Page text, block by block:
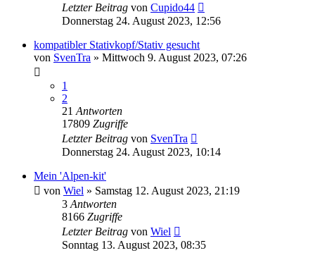
Letzter Beitrag von Cupido44
Donnerstag 24. August 2023, 12:56
kompatibler Stativkopf/Stativ gesucht
von SvenTra » Mittwoch 9. August 2023, 07:26
1
2
21 Antworten
17809 Zugriffe
Letzter Beitrag von SvenTra
Donnerstag 24. August 2023, 10:14
Mein 'Alpen-kit'
von Wiel » Samstag 12. August 2023, 21:19
3 Antworten
8166 Zugriffe
Letzter Beitrag von Wiel
Sonntag 13. August 2023, 08:35